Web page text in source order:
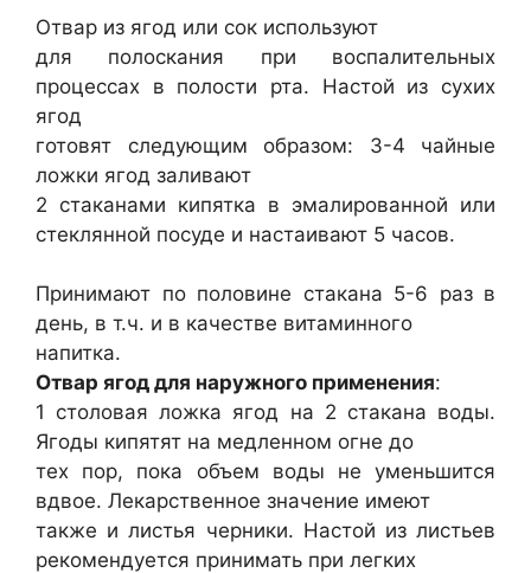
Отвар из ягод или сок используют
для полоскания при воспалительных
процессах в полости рта. Настой из сухих
ягод
готовят следующим образом: 3-4 чайные
ложки ягод заливают
2 стаканами кипятка в эмалированной или
стеклянной посуде и настаивают 5 часов.
Принимают по половине стакана 5-6 раз в
день, в т.ч. и в качестве витаминного
напитка.
Отвар ягод для наружного применения:
1 столовая ложка ягод на 2 стакана воды.
Ягоды кипятят на медленном огне до
тех пор, пока объем воды не уменьшится
вдвое. Лекарственное значение имеют
также и листья черники. Настой из листьев
рекомендуется принимать при легких